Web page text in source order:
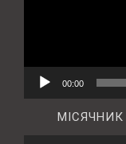
00:00
МІСЯЧНИК